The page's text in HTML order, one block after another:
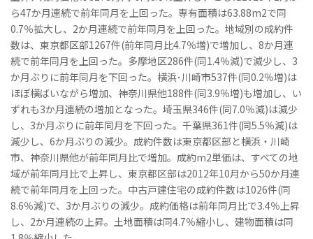
ら47か月連続で前年同月を上回った。専有面積は63.88m2で同
0.7％拡大し、2か月連続で前年同月を上回った。地域別の成約件
数は、東京都区部1267件(前年同月比4.7％増)で増加し、8か月連
続で前年同月を上回った。多摩地区286件(同1.4％減)で減少し、3
か月ぶりに前年同月を下回った。横浜･川崎市537件(同0.2％増)は
ほぼ横ばいながら増加、神奈川県他188件(同3.9％増)も増加し、い
ずれも3か月連続の増加となった。埼玉県346件(同7.0％減)は減少
し、3か月ぶりに前年同月を下回った。千葉県361件(同5.5％減)は
減少し、6か月ぶりの減少。成約件数は東京都区部と横浜・川崎
市、神奈川県他が前年同月比で増加。成約m2単価は、すべての地
域が前年同月比で上昇し、東京都区部は2012年10月から50か月連
続で前年同月を上回った。中古戸建住宅の成約件数は1026件(同
8.6％減)で、3か月ぶりの減少。成約価格は前年同月比で3.4％上昇
し、2か月連続の上昇。土地面積は同4.7％縮小し、建物面積は同